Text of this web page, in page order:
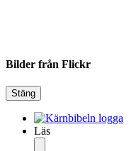
Bilder från Flickr
Stäng
Läs